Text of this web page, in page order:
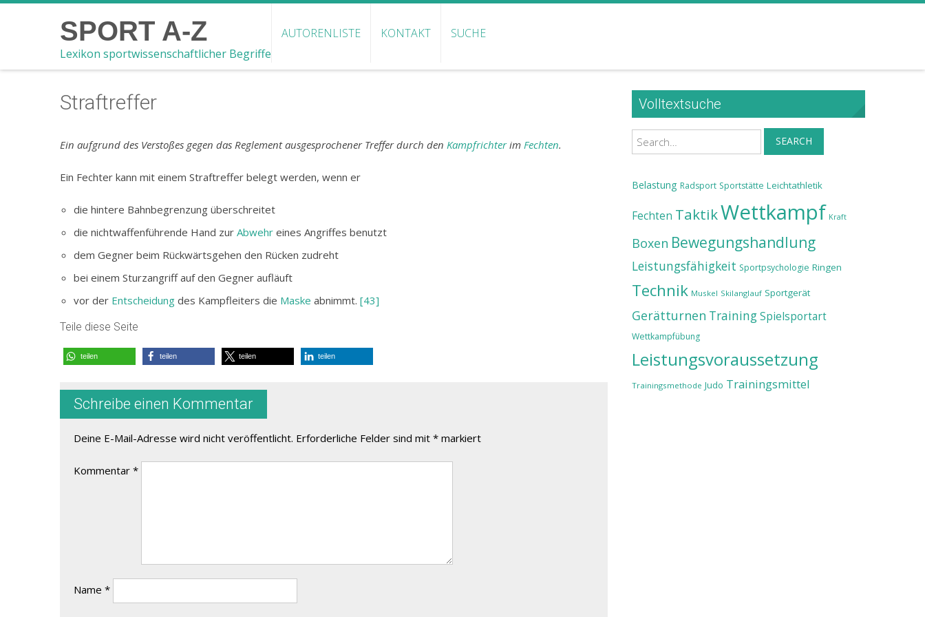
SPORT A-Z
Lexikon sportwissenschaftlicher Begriffe
AUTORENLISTE KONTAKT SUCHE
Straftreffer
Ein aufgrund des Verstoßes gegen das Reglement ausgesprochener Treffer durch den Kampfrichterim Fechten.
Ein Fechter kann mit einem Straftreffer belegt werden, wenn er
die hintere Bahnbegrenzung überschreitet
die nichtwaffenführende Hand zur Abwehr eines Angriffes benutzt
dem Gegner beim Rückwärtsgehen den Rücken zudreht
bei einem Sturzangriff auf den Gegner aufläuft
vor der Entscheidung des Kampfleiters die Maske abnimmt. [43]
Teile diese Seite
teilen teilen teilen teilen
Schreibe einen Kommentar
Deine E-Mail-Adresse wird nicht veröffentlicht. Erforderliche Felder sind mit * markiert
Kommentar *
Name *
Volltextsuche
Search SEARCH
Belastung Radsport Sportstätte Leichtathletik
Fechten TaktikWettkampf Kraft
Boxen Bewegungshandlung
Leistungsfähigkeit Sportpsychologie Ringen
Technik Muskel Skilanglauf Sportgerät
Gerätturnen Training Spielsportart
Wettkampfübung
Leistungsvoraussetzung
Trainingsmethode Judo Trainingsmittel